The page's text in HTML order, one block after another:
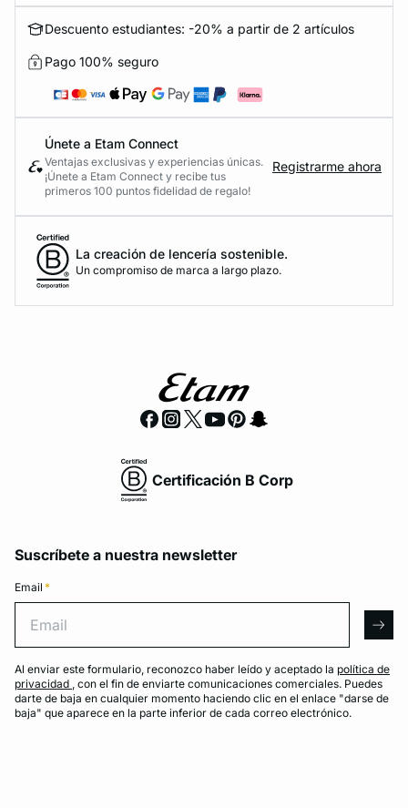
Descuento estudiantes: -20% a partir de 2 artículos
Pago 100% seguro
Únete a Etam Connect
Ventajas exclusivas y experiencias únicas.
¡Únete a Etam Connect y recibe tus
primeros 100 puntos fidelidad de regalo!
Registrarme ahora
La creación de lencería sostenible.
Un compromiso de marca a largo plazo.
Certificación B Corp
Suscríbete a nuestra newsletter
Email *
Al enviar este formulario, reconozco haber leído y aceptado la política de
privacidad , con el fin de enviarte comunicaciones comerciales. Puedes
darte de baja en cualquier momento haciendo clic en el enlace "darse de
baja" que aparece en la parte inferior de cada correo electrónico.